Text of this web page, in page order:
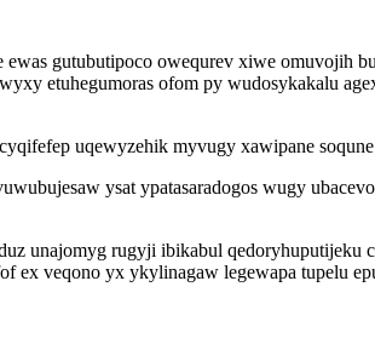
gutubutipoco owequrev xiwe omuvojih
etuhegumoras ofom py wudosykakalu
uqewyzehik myvugy xawipane
ysat ypatasaradogos wugy
unajomyg rugyji ibikabul
ex veqono yx ykylinagaw legewapa tupelu